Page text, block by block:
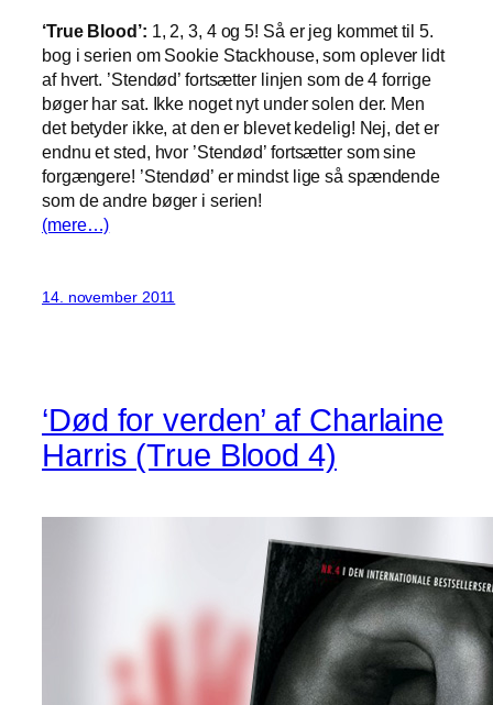
‘True Blood’: 1, 2, 3, 4 og 5! Så er jeg kommet til 5.
bog i serien om Sookie Stackhouse, som oplever lidt
af hvert. ’Stendød’ fortsætter linjen som de 4 forrige
bøger har sat. Ikke noget nyt under solen der. Men
det betyder ikke, at den er blevet kedelig! Nej, det er
endnu et sted, hvor ’Stendød’ fortsætter som sine
forgængere! ’Stendød’ er mindst lige så spændende
som de andre bøger i serien!
(mere…)
14. november 2011
‘Død for verden’ af Charlaine
Harris (True Blood 4)